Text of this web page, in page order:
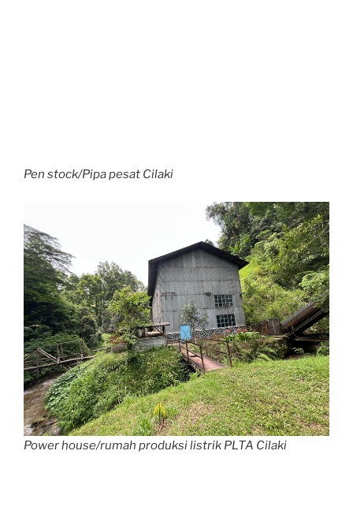
Pen stock/Pipa pesat Cilaki
Power house/rumah produksi listrik PLTA Cilaki